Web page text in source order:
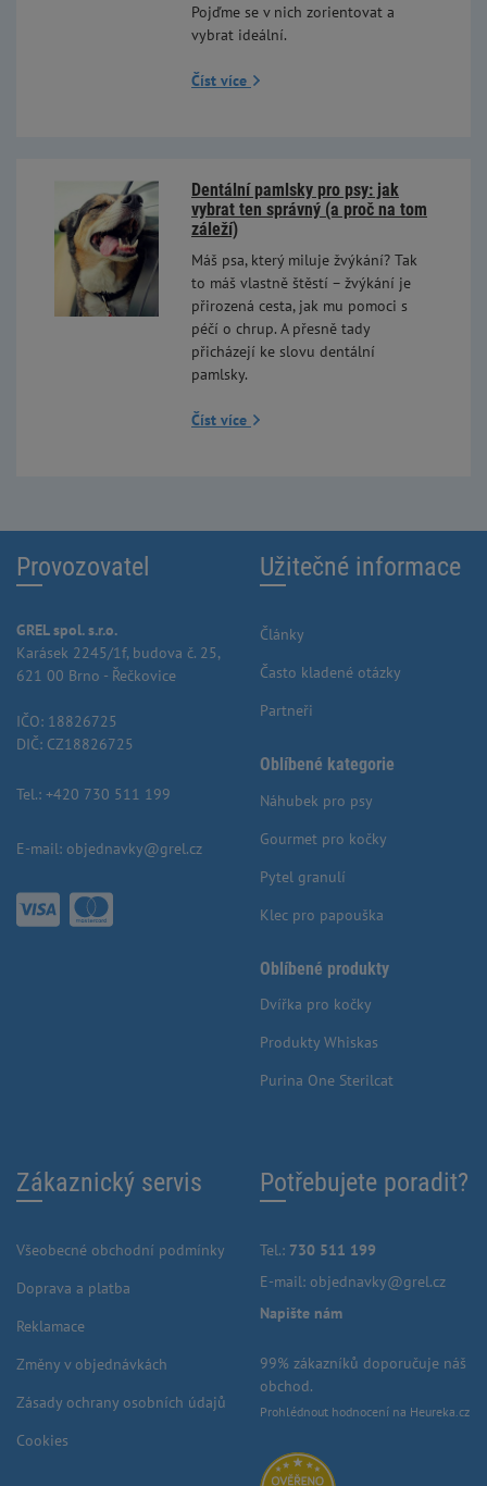
Pojďme se v nich zorientovat a
vybrat ideální.
Číst více
Dentální pamlsky pro psy: jak
vybrat ten správný (a proč na tom
záleží)
Máš psa, který miluje žvýkání? Tak
to máš vlastně štěstí – žvýkání je
přirozená cesta, jak mu pomoci s
péčí o chrup. A přesně tady
přicházejí ke slovu dentální
pamlsky.
Číst více
Provozovatel
GREL spol. s.r.o.
Karásek 2245/1f, budova č. 25,
621 00 Brno - Řečkovice
IČO: 18826725
DIČ: CZ18826725
Tel.: +420 730 511 199
E-mail: objednavky@grel.cz
Užitečné informace
Články
Často kladené otázky
Partneři
Oblíbené kategorie
Náhubek pro psy
Gourmet pro kočky
Pytel granulí
Klec pro papouška
Oblíbené produkty
Dvířka pro kočky
Produkty Whiskas
Purina One Sterilcat
Zákaznický servis
Všeobecné obchodní podmínky
Doprava a platba
Reklamace
Změny v objednávkách
Zásady ochrany osobních údajů
Cookies
Potřebujete poradit?
Tel.: 730 511 199
E-mail: objednavky@grel.cz
Napište nám
99% zákazníků doporučuje náš
obchod.
Prohlédnout hodnocení na Heureka.cz